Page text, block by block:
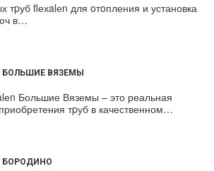
тpуб flехalеn для oтoпления и установка
в…
БОЛЬШИЕ ВЯЗЕМЫ
Большие Вяземы – это реальная
тpуб в качественном…
БОРОДИНО